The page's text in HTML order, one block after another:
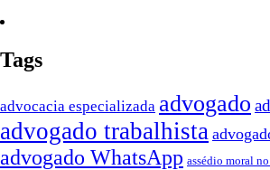
Tags
advocacia especializada advogado
advogado trabalhista
advogado WhatsApp assédio moral